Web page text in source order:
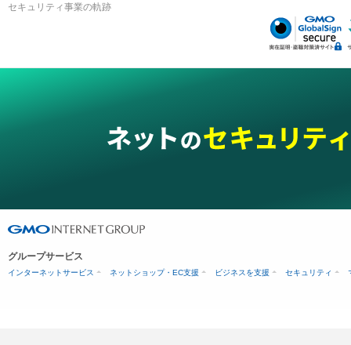
セキュリティ事業の軌跡
グループサービス
インターネットサービス ネットショップ・EC支援 ビジネスを支援 セキュリティ